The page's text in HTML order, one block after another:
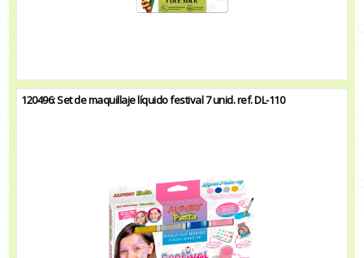
120496: Set de maquillaje líquido festival 7 unid. ref. DL-110